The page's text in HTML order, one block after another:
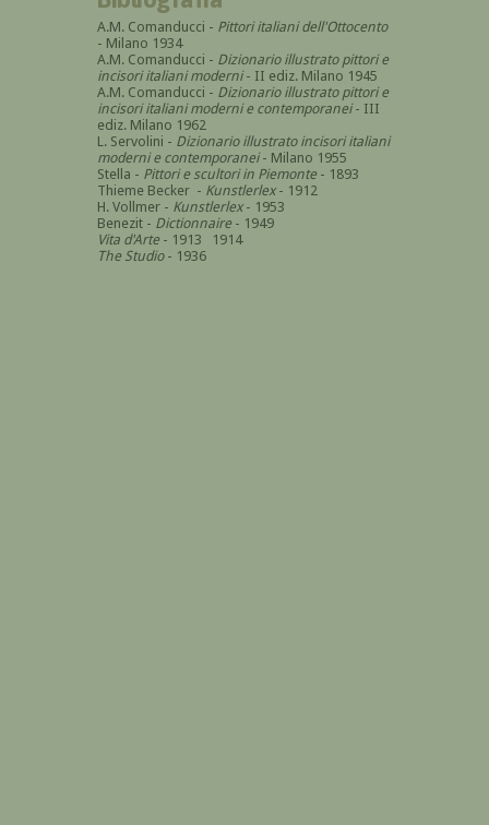
A.M. Comanducci - Pittori italiani dell'Ottocento
- Milano 1934
A.M. Comanducci - Dizionario illustrato pittori e
incisori italiani moderni- II ediz. Milano 1945
A.M. Comanducci - Dizionario illustrato pittori e
incisori italiani moderni e contemporanei- III
ediz. Milano 1962
L. Servolini - Dizionario illustrato incisori italiani
moderni e contemporanei- Milano 1955
Stella - Pittori e scultori in Piemonte - 1893
Thieme Becker - Kunstlerlex- 1912
H. Vollmer - Kunstlerlex- 1953
Benezit - Dictionnaire - 1949
Vita d'Arte - 1913 1914
The Studio- 1936